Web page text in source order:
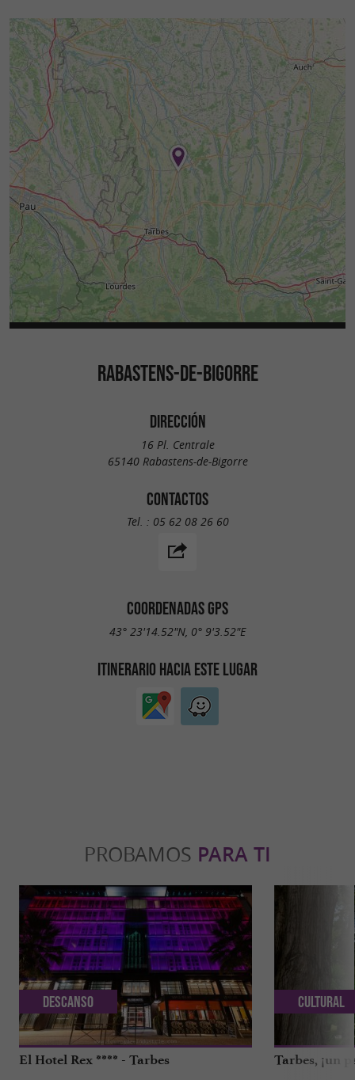
RABASTENS-DE-BIGORRE
DIRECCIÓN
16 Pl. Centrale
65140 Rabastens-de-Bigorre
CONTACTOS
Tel. : 05 62 08 26 60
COORDENADAS GPS
43° 23'14.52"N, 0° 9'3.52"E
ITINERARIO HACIA ESTE LUGAR
PROBAMOS PARA TI
El Hotel Rex **** - Tarbes
Descanso
Tarbes, ¡un
Cultural